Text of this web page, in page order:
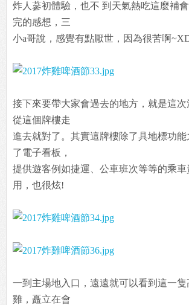
炸人蔘初體驗，也不 到天氣熱吃這麼補
完的感想，三
小a哥說，感覺有點厭世，因為很苦啊
接下來要帶大家會過去的地方，就是這次
從這個牌樓走
進去就對了。其實這牌樓除了具地標功
了電子看板，
提供遊客例如捷運、公車班次等等的乘
用，也很炫!
一到主場地入口，遠遠就可以看到這一
雞，矗立在會